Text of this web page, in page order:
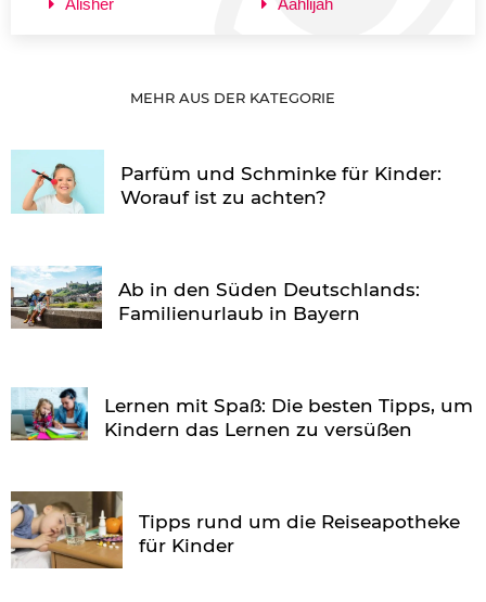
Alisher Aahlijah
MEHR AUS DER KATEGORIE
Parfüm und Schminke für Kinder:
Worauf ist zu achten?
Ab in den Süden Deutschlands:
Familienurlaub in Bayern
Lernen mit Spaß: Die besten Tipps, um
Kindern das Lernen zu versüßen
Tipps rund um die Reiseapotheke
für Kinder